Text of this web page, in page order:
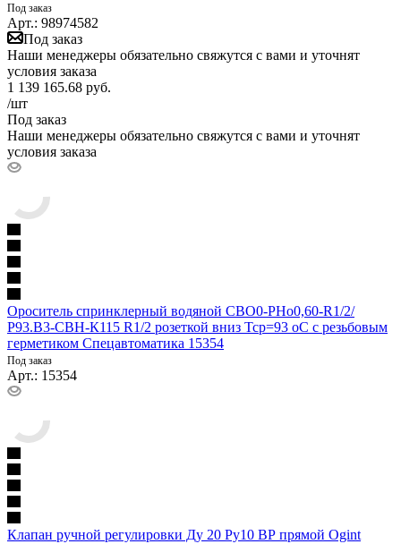
Под заказ
Арт.: 98974582
Под заказ
Наши менеджеры обязательно свяжутся с вами и уточнят
условия заказа
1 139 165.68 руб.
/шт
Под заказ
Наши менеджеры обязательно свяжутся с вами и уточнят
условия заказа
Ороситель спринклерный водяной СВО0-РНо0,60-R1/2/
Р93.В3-СВН-К115 R1/2 розеткой вниз Тср=93 оС с резьбовым
герметиком Спецавтоматика 15354
Под заказ
Арт.: 15354
Клапан ручной регулировки Ду 20 Ру10 ВР прямой Ogint